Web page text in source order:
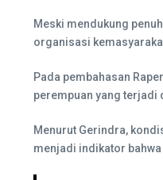
Meski mendukung
organisasi
Pada pembahasan
perempuan yang terjadi
Menurut Gerindra,
menjadi indikator